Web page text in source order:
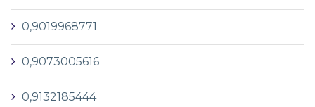
0,9019968771
0,9073005616
0,9132185444